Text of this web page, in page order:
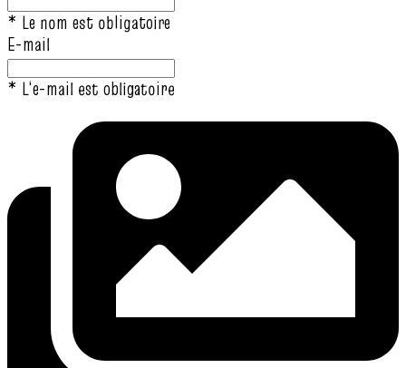
* Le nom est obligatoire
E-mail
* L‘e-mail est obligatoire